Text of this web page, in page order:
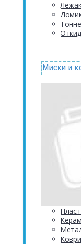
Миски и